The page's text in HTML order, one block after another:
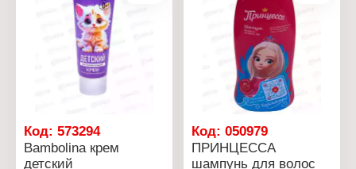
Торговая марка: Страна
Тип товара: Шампунь
для волос
Назначение: детский
Упаковка: флакон
Ксантановая камедь,
Динатрий ЭДТА,
Циклогексан,
феноксиэтанол,
этилгексилглицерин,
Гексилциннамаль.,
Гидроксицитронеллал,
Цитронеллол, Лимонен,
Линалоол.
Характеристики:
Бренд: Panthemed
Тип товара: Крем для ног
Код: 573294
Bambolina крем
детский
Код:050979
ПРИНЦЕССА
шампунь для волос